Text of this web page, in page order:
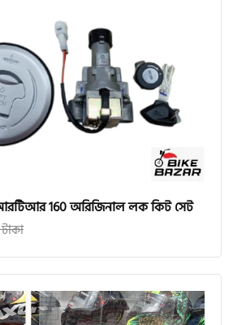
160 অরিজিনাল লক কিট সেট